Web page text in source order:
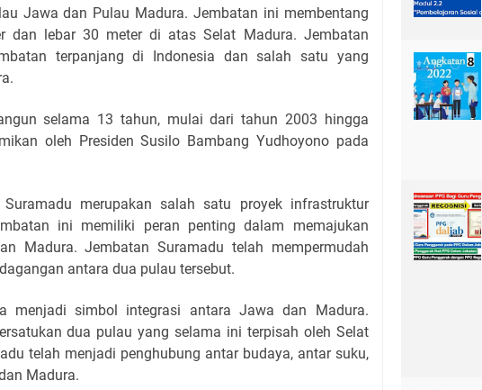
Jawa dan Pulau Madura. Jembatan ini membentang
dan lebar 30 meter di atas Selat Madura. Jembatan
terpanjang di Indonesia dan salah satu yang
selama 13 tahun, mulai dari tahun 2003 hingga
oleh Presiden Susilo Bambang Yudhoyono pada
Suramadu merupakan salah satu proyek infrastruktur
ini memiliki peran penting dalam memajukan
Madura. Jembatan Suramadu telah mempermudah
antara dua pulau tersebut.
menjadi simbol integrasi antara Jawa dan Madura.
dua pulau yang selama ini terpisah oleh Selat
telah menjadi penghubung antar budaya, antar suku,
Madura.